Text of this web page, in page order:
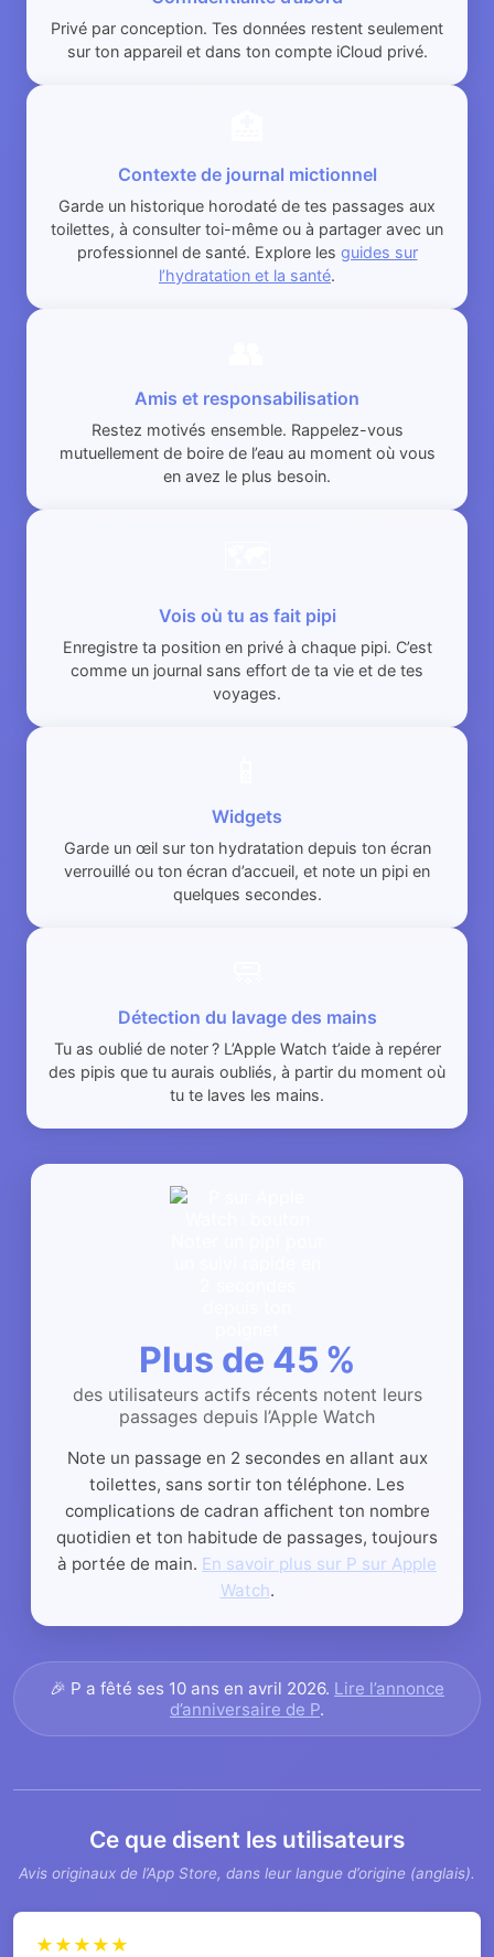
Privé par conception. Tes données restent seulement
sur ton appareil et dans ton compte iCloud privé.
Contexte de journal mictionnel
Garde un historique horodaté de tes passages aux
toilettes, à consulter toi-même ou à partager avec un
professionnel de santé. Explore les guides sur
l’hydratation et la santé.
Amis et responsabilisation
Restez motivés ensemble. Rappelez-vous
mutuellement de boire de l’eau au moment où vous
en avez le plus besoin.
Vois où tu as fait pipi
Enregistre ta position en privé à chaque pipi. C’est
comme un journal sans effort de ta vie et de tes
voyages.
Widgets
Garde un œil sur ton hydratation depuis ton écran
verrouillé ou ton écran d’accueil, et note un pipi en
quelques secondes.
Détection du lavage des mains
Tu as oublié de noter ? L’Apple Watch t’aide à repérer
des pipis que tu aurais oubliés, à partir du moment où
tu te laves les mains.
Plus de 45 %
des utilisateurs actifs récents notent leurs
passages depuis l’Apple Watch
Note un passage en 2 secondes en allant aux
toilettes, sans sortir ton téléphone. Les
complications de cadran affichent ton nombre
quotidien et ton habitude de passages, toujours
à portée de main. En savoir plus sur P sur Apple
Watch.
🎉 P a fêté ses 10 ans en avril 2026. Lire l’annonce
d’anniversaire de P.
Ce que disent les utilisateurs
Avis originaux de l’App Store, dans leur langue d’origine (anglais).
★★★★★